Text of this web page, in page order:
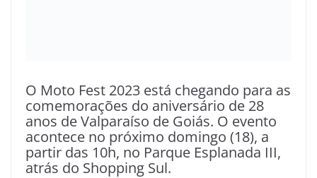
O Moto Fest 2023 está chegando para as
comemorações do aniversário de 28
anos de Valparaíso de Goiás. O evento
acontece no próximo domingo (18), a
partir das 10h, no Parque Esplanada III,
atrás do Shopping Sul.